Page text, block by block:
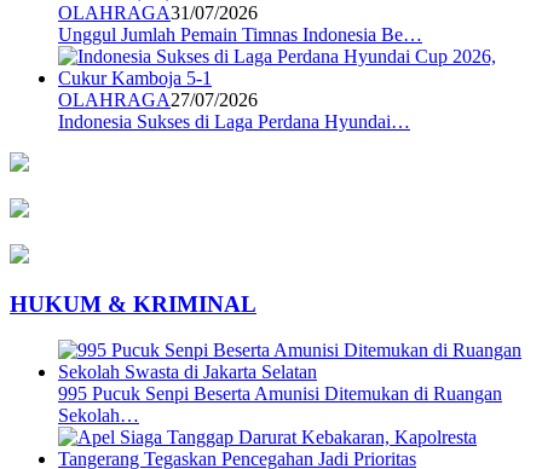
OLAHRAGA31/07/2026
Unggul Jumlah Pemain Timnas Indonesia Be…
OLAHRAGA27/07/2026
Indonesia Sukses di Laga Perdana Hyundai…
HUKUM & KRIMINAL
995 Pucuk Senpi Beserta Amunisi Ditemukan di Ruangan
Sekolah…